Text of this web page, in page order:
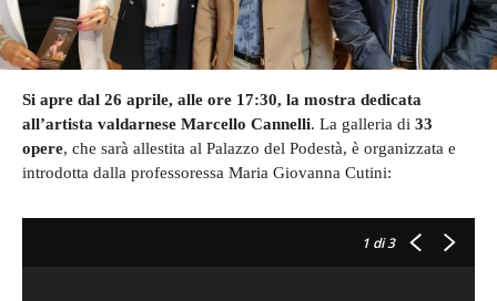
Si apre dal 26 aprile, alle ore 17:30, la mostra dedicata
all’artista valdarnese Marcello Cannelli. La galleria di 33
opere, che sarà allestita al Palazzo del Podestà, è organizzata e
introdotta dalla professoressa Maria Giovanna Cutini:
1 di 3